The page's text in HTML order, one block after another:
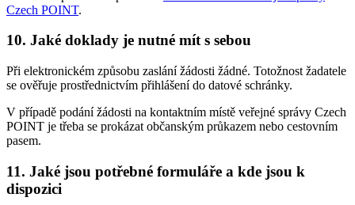
Czech POINT.
10. Jaké doklady je nutné mít s sebou
Při elektronickém způsobu zaslání žádosti žádné. Totožnost žadatele
se ověřuje prostřednictvím přihlášení do datové schránky.
V případě podání žádosti na kontaktním místě veřejné správy Czech
POINT je třeba se prokázat občanským průkazem nebo cestovním
pasem.
11. Jaké jsou potřebné formuláře a kde jsou k
dispozici